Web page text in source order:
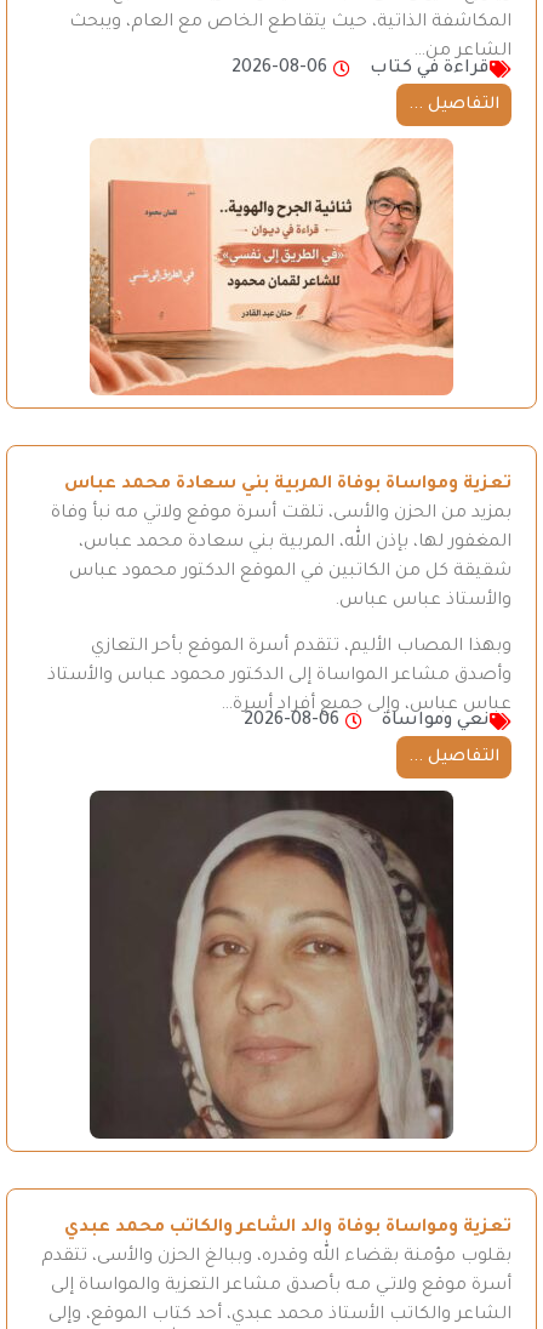
المكاشفة الذاتية، حيث يتقاطع الخاص مع العام، ويبحث
الشاعر من…
قراءة في كتاب
2026-08-06
التفاصيل ...
تعزية ومواساة بوفاة المربية بني سعادة محمد عباس
بمزيد من الحزن والأسى، تلقت أسرة موقع ولاتي مه نبأ وفاة
المغفور لها، بإذن الله، المربية بني سعادة محمد عباس،
شقيقة كل من الكاتبين في الموقع الدكتور محمود عباس
والأستاذ عباس عباس.
وبهذا المصاب الأليم، تتقدم أسرة الموقع بأحر التعازي
وأصدق مشاعر المواساة إلى الدكتور محمود عباس والأستاذ
عباس عباس، وإلى جميع أفراد أسرة…
نعي ومواساة
2026-08-06
التفاصيل ...
تعزية ومواساة بوفاة والد الشاعر والكاتب محمد عبدي
بقلوب مؤمنة بقضاء الله وقدره، وببالغ الحزن والأسى، تتقدم
أسرة موقع ولاتـي مـه بأصدق مشاعر التعزية والمواساة إلى
الشاعر والكاتب الأستاذ محمد عبدي، أحد كتاب الموقع، وإلى